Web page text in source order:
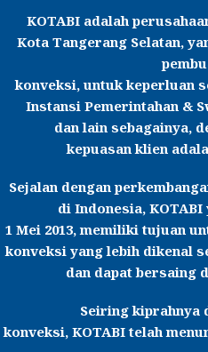
KOTABI adalah
Kota Tangerang Selatan,
konveksi, untuk keperluan
Instansi Pemerintahan &
dan lain sebagainya,
kepuasan klien
Sejalan dengan
di Indonesia,
1 Mei 2013, memiliki tujuan
konveksi yang lebih dikenal
dan dapat bersaing
Seiring kiprahnya
konveksi, KOTABItelah